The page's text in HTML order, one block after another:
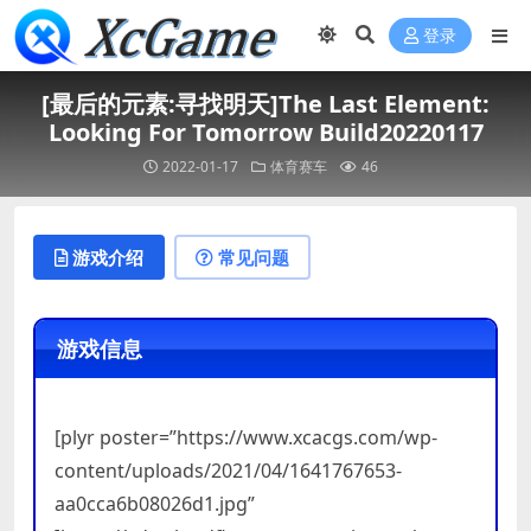
登录
[最后的元素:寻找明天]The Last Element:
Looking For Tomorrow Build20220117
2022-01-17 体育赛车 46
游戏介绍 常见问题
游戏信息
[plyr poster=”https://www.xcacgs.com/wp-
content/uploads/2021/04/1641767653-
aa0cca6b08026d1.jpg”